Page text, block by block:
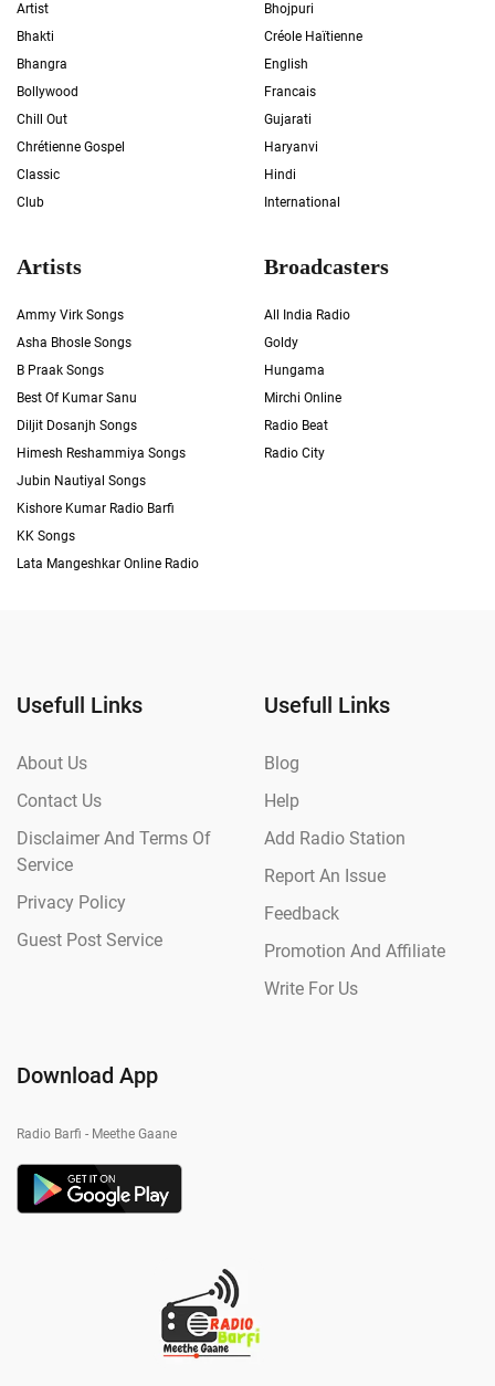
Artist
Bhakti
Bhangra
Bollywood
Chill Out
Chrétienne Gospel
Classic
Club
Bhojpuri
Créole Haïtienne
English
Francais
Gujarati
Haryanvi
Hindi
International
Artists
Ammy Virk Songs
Asha Bhosle Songs
B Praak Songs
Best Of Kumar Sanu
Diljit Dosanjh Songs
Himesh Reshammiya Songs
Jubin Nautiyal Songs
Kishore Kumar Radio Barfi
KK Songs
Lata Mangeshkar Online Radio
Broadcasters
All India Radio
Goldy
Hungama
Mirchi Online
Radio Beat
Radio City
Usefull Links
About Us
Contact Us
Disclaimer And Terms Of
Service
Privacy Policy
Guest Post Service
Usefull Links
Blog
Help
Add Radio Station
Report An Issue
Feedback
Promotion And Affiliate
Write For Us
Download App
Radio Barfi - Meethe Gaane